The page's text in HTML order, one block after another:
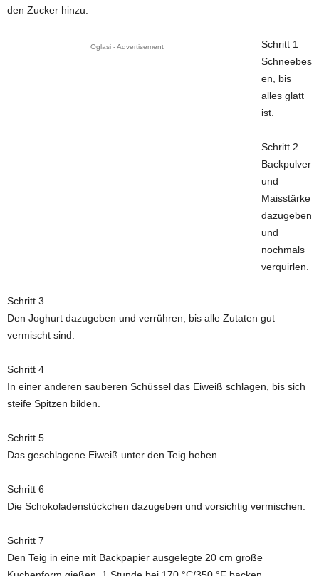
den Zucker hinzu.
Oglasi - Advertisement
Schritt 1
Schneebes
en, bis
alles glatt
ist.
Schritt 2
Backpulver
und
Maisstärke
dazugeben
und
nochmals
verquirlen.
Schritt 3
Den Joghurt dazugeben und verrühren, bis alle Zutaten gut
vermischt sind.
Schritt 4
In einer anderen sauberen Schüssel das Eiweiß schlagen, bis sich
steife Spitzen bilden.
Schritt 5
Das geschlagene Eiweiß unter den Teig heben.
Schritt 6
Die Schokoladenstückchen dazugeben und vorsichtig vermischen.
Schritt 7
Den Teig in eine mit Backpapier ausgelegte 20 cm große